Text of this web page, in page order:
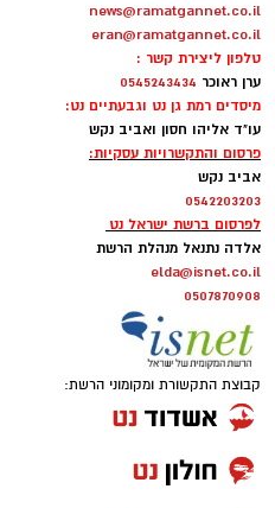
news@ramatgannet.co.il
eran@ramatgannet.co.il
טלפון ליצירת קשר :
ערן ראוכר 0545243434
מיסדים רמת גן נט וגבעתיים נט:
עו"ד אליהו חסון ואביב נקש
פרסום והתקשרויות עסקיות:
אביב נקש
0542203203
לפרסום ברשת ישראל נט
אלדה נתנאל מנהלת הרשת
elda@isnet.co.il
0507870908
קבוצת התקשורת ומקומוני הרשת: